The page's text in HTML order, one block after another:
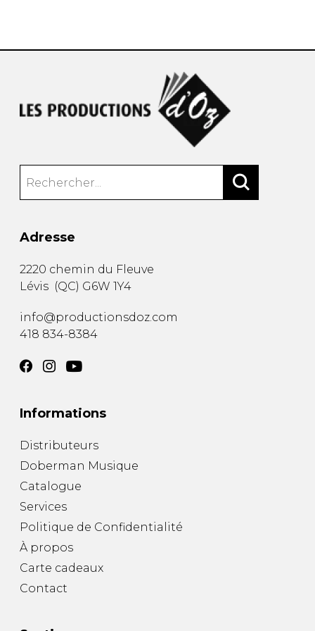
Adresse
2220 chemin du Fleuve
Lévis (QC) G6W 1Y4
info@productionsdoz.com
418 834-8384
Informations
Distributeurs
Doberman Musique
Catalogue
Services
Politique de Confidentialité
À propos
Carte cadeaux
Contact